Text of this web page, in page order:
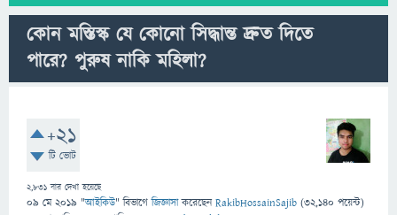
কোন মস্তিস্ক যে কোনো সিদ্ধান্ত দ্রুত দিতে
পারে? পুরুষ নাকি মহিলা?
+21
টি ভোট
2,831 বার দেখা হয়েছে
09 মে 2019 "আইকিউ" বিভাগে জিজ্ঞাসাকরেছেনRakibHossainSajib (32,140 পয়েন্ট)